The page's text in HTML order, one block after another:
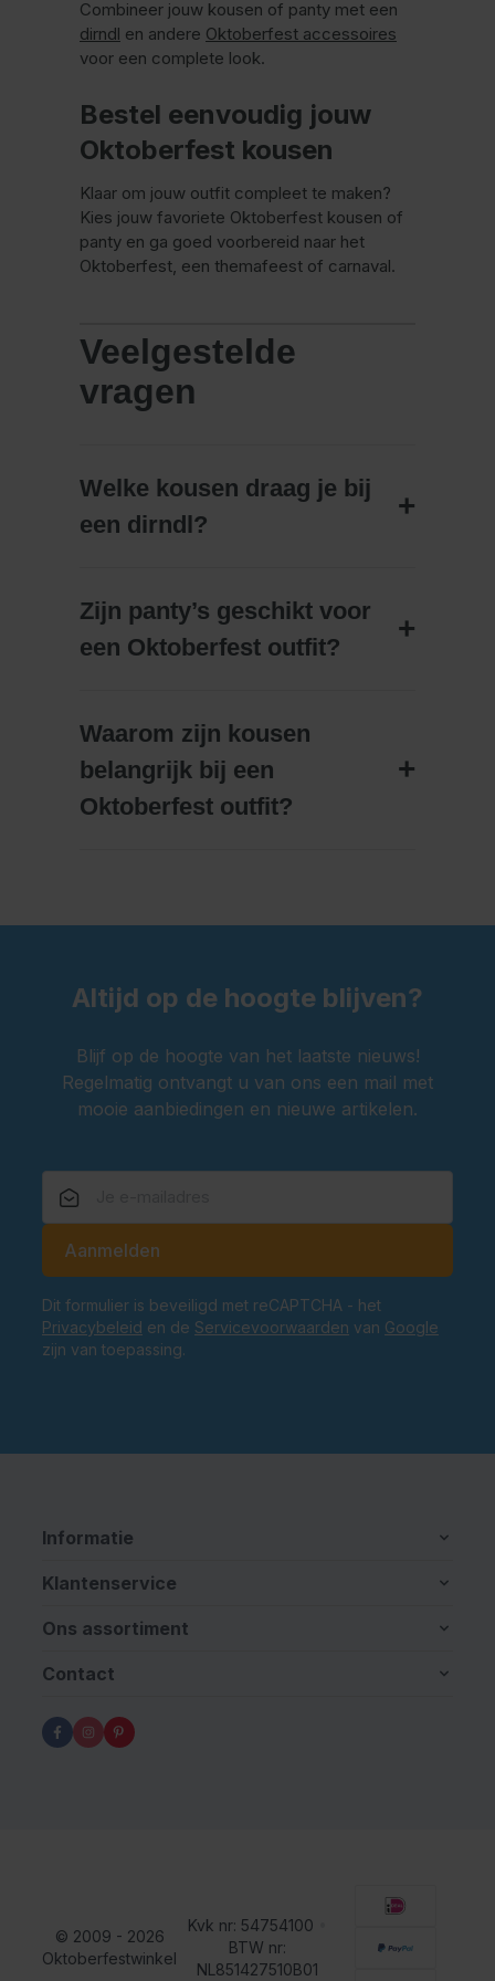
Combineer jouw kousen of panty met een
dirndl en andere Oktoberfest accessoires
voor een complete look.
Bestel eenvoudig jouw
Oktoberfest kousen
Klaar om jouw outfit compleet te maken?
Kies jouw favoriete Oktoberfest kousen of
panty en ga goed voorbereid naar het
Oktoberfest, een themafeest of carnaval.
Veelgestelde
vragen
Welke kousen draag je bij
een dirndl?
Zijn panty’s geschikt voor
een Oktoberfest outfit?
Waarom zijn kousen
belangrijk bij een
Oktoberfest outfit?
Altijd op de hoogte blijven?
Blijf op de hoogte van het laatste nieuws!
Regelmatig ontvangt u van ons een mail met
mooie aanbiedingen en nieuwe artikelen.
Aanmelden
Dit formulier is beveiligd met reCAPTCHA - het
Privacybeleid en de Servicevoorwaarden van Google
zijn van toepassing.
Informatie
Klantenservice
Ons assortiment
Contact
© 2009 - 2026
Oktoberfestwinkel
Kvk nr: 54754100
BTW nr:
NL851427510B01